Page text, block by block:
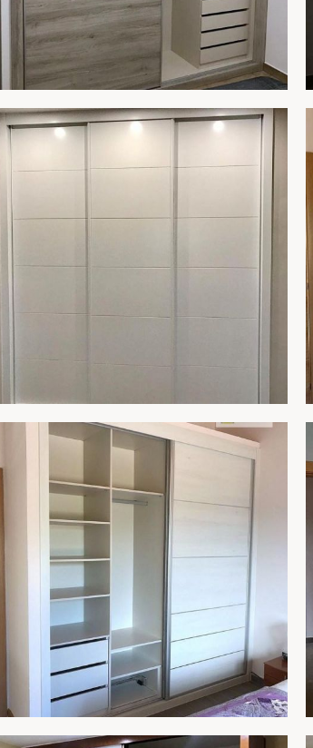
ARMARIO 264B
ARMARIO 262
AMPLIAR
ARMARIO 261C